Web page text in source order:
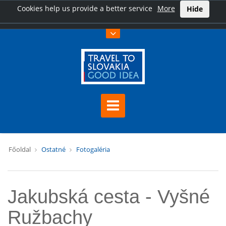
Cookies help us provide a better service More Hide
Főoldal Ostatné Fotogaléria
Jakubská cesta - Vyšné
Ružbachy